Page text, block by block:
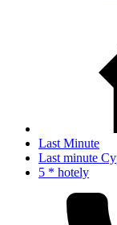
Last Minute
Last minute
5 * hotely